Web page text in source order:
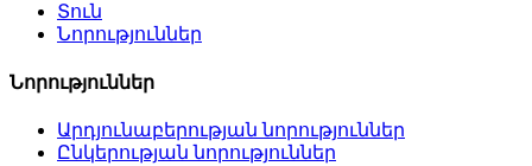
Տուն
Նորություններ
Նորություններ
Արդյունաբերության նորություններ
Ընկերության նորություններ